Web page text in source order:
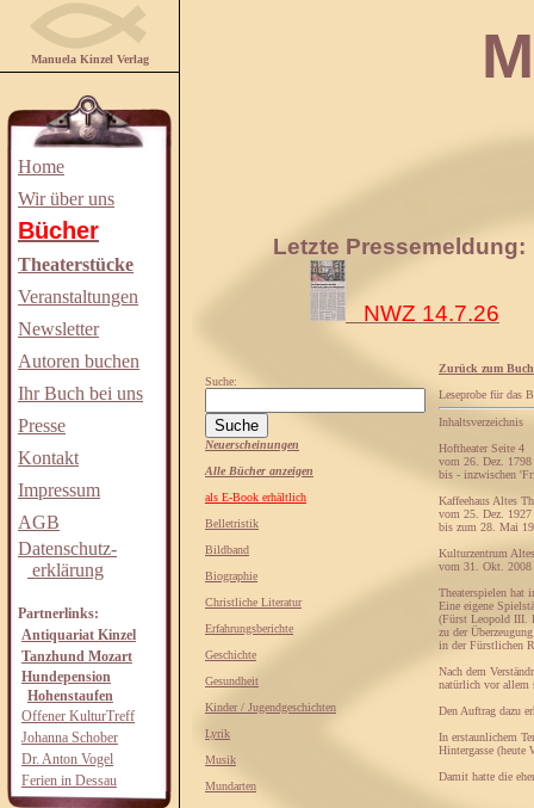
Manuela Kinzel Verlag
Home
Wir über uns
Bücher
Theaterstücke
Veranstaltungen
Newsletter
Autoren buchen
Ihr Buch bei uns
Presse
Kontakt
Impressum
AGB
Datenschutz-
erklärung
Partnerlinks:
Antiquariat Kinzel
Tanzhund Mozart
Hundepension
Hohenstaufen
Offener KulturTreff
Johanna Schober
Dr. Anton Vogel
Ferien in Dessau
Letzte Pressemeldung:
NWZ 14.7.26
Suche:
Neuerscheinungen
Alle Bücher anzeigen
als E-Book erhältlich
Belletristik
Bildband
Biographie
Christliche Literatur
Erfahrungsberichte
Geschichte
Gesundheit
Kinder / Jugendgeschichten
Lyrik
Musik
Mundarten
Zurück zum Buch
Leseprobe für das
Inhaltsverzeichnis
Hoftheater Seite 4
vom 26. Dez. 1798
bis - inzwischen
Kaffeehaus Altes
vom 25. Dez. 1927
bis zum 28. Mai
Kulturzentrum
vom 31. Okt. 2008
Theaterspielen hat
Eine eigene
(Fürst Leopold III.
zu der
in der Fürstlichen
Nach dem
natürlich vor allem
Den Auftrag dazu
In erstaunlichem
Hintergasse (heute
Damit hatte die